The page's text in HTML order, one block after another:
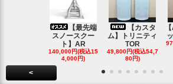
【最先端
スノースクー
ト】AR
140,000円(税込15
4,000円)
【カスタ
ム】トリニティ
TOR
49,800円(税込54,7
80円)
<